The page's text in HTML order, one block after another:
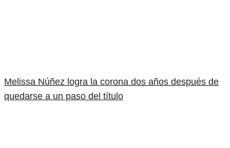
Melissa Núñez logra la corona dos años después de
quedarse a un paso del título